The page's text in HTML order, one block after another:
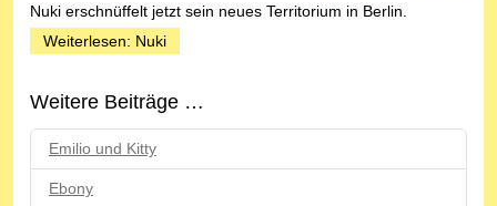
Nuki erschnüffelt jetzt sein neues Territorium in Berlin.
Weiterlesen: Nuki
Weitere Beiträge …
Emilio und Kitty
Ebony